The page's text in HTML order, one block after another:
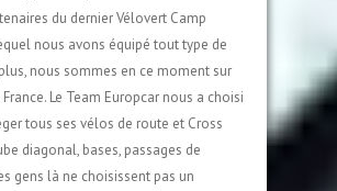
du dernier Vélovert Camp
nous avons équipé tout type de
nous sommes en ce moment sur
Le Team Europcar nous a choisi
tous ses vélos de route et Cross
diagonal, bases, passages de
gens là ne choisissent pas un